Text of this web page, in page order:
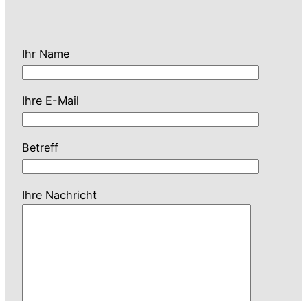
Ihr Name
Ihre E-Mail
Betreff
Ihre Nachricht